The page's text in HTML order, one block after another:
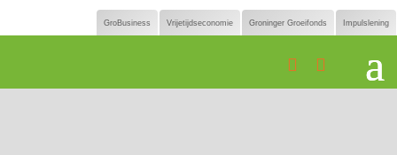
GroBusiness Vrijetijdseconomie Groninger Groeifonds Impulslening
 